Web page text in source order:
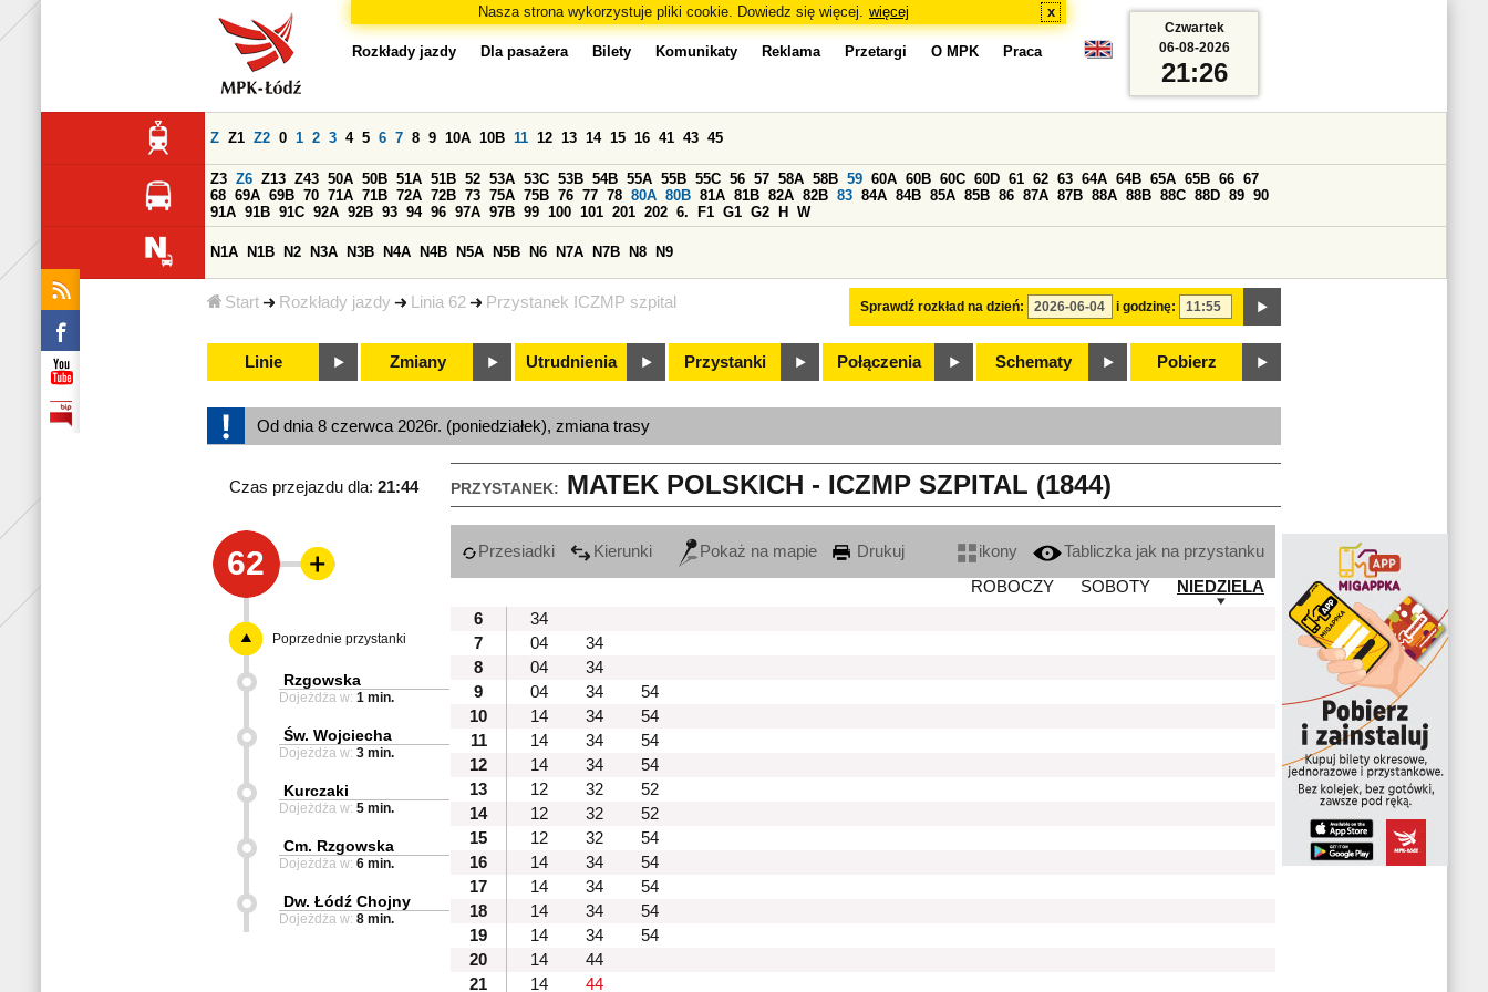
Nasza strona wykorzystuje pliki cookie. Dowiedz się więcej. więcej x
Start Rozkłady jazdy Linia 62 Przystanek ICZMP szpital
Rozkłady jazdy Dla pasażera Bilety Komunikaty Reklama Przetargi O MPK Praca
Sprawdź rozkład na dzień: i godzinę:
Z Z1 Z2 0 1 2 3 4 5 6 7 8 9 10A 10B 11 12 13 14 15 16 41 43 45
Z3 Z6 Z13 Z43 50A 50B 51A 51B 52 53A 53C 53B 54B 55A 55B 55C 56 57 58A 58B 59 60A 60B 60C 60D 61 62 63 64A 64B 65A 65B 66 67
68 69A 69B 70 71A 71B 72A 72B 73 75A 75B 76 77 78 80A 80B 81A 81B 82A 82B 83 84A 84B 85A 85B 86 87A 87B 88A 88B 88C 88D 89 90
91A 91B 91C 92A 92B 93 94 96 97A 97B 99 100 101 201 202 6. F1 G1 G2 H W
N1A N1B N2 N3A N3B N4A N4B N5A N5B N6 N7A N7B N8 N9
Linie Zmiany Utrudnienia Przystanki Połączenia Schematy Pobierz
Czwartek
06-08-2026
21:26
Od dnia 8 czerwca 2026r. (poniedziałek), zmiana trasy
PRZYSTANEK: MATEK POLSKICH - ICZMP SZPITAL (1844)
Czas przejazdu dla: 21:44
62 Przesiadki Kierunki Pokaż na mapie Drukuj ikony
Tabliczka jak na przystanku
ROBOCZY
SOBOTY
NIEDZIELA
6
34
7
04
34
8
04
34
9
04 34
54
10
14 34
54
11
14 34
54
12
14 34
54
13
12 32
52
14
12 32
52
15
12 32
54
16
14 34
54
17
14 34
54
18
14 34
54
19
14 34
54
20
14
44
21
14 44
Poprzednie przystanki
Rzgowska
Dojeżdża w: 1 min.
Św. Wojciecha
Dojeżdża w: 3 min.
Kurczaki
Dojeżdża w: 5 min.
Cm. Rzgowska
Dojeżdża w: 6 min.
Dw. Łódź Chojny
Dojeżdża w: 8 min.